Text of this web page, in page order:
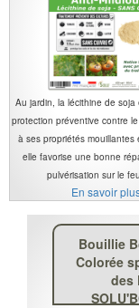
Au jardin, la lécithine de soja
protection préventive contre
à ses propriétés mouillantes
elle favorise une bonne
pulvérisation sur le
En savoir
Bouillie
Colorée
des